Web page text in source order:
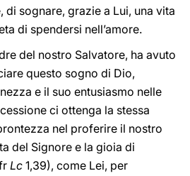
di sognare, grazie a Lui, una vita
di spendersi nell’amore.
del nostro Salvatore, ha avuto
questo sogno di Dio,
e il suo entusiasmo nelle
ci ottenga la stessa
nel proferire il nostro
del Signore e la gioia di
Lc 1,39), come Lei, per